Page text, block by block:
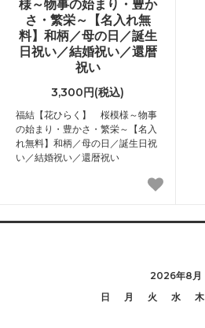
様～物事の始まり・豊か
さ・繁栄～【名入れ無
料】和柄／母の日／誕生
日祝い／結婚祝い／還暦
祝い
3,300円(税込)
福結【花ひらく】 桜模様～物事
の始まり・豊かさ・繁栄～【名入
れ無料】和柄／母の日／誕生日祝
い／結婚祝い／還暦祝い
2026年8月
日
月 火 水 木